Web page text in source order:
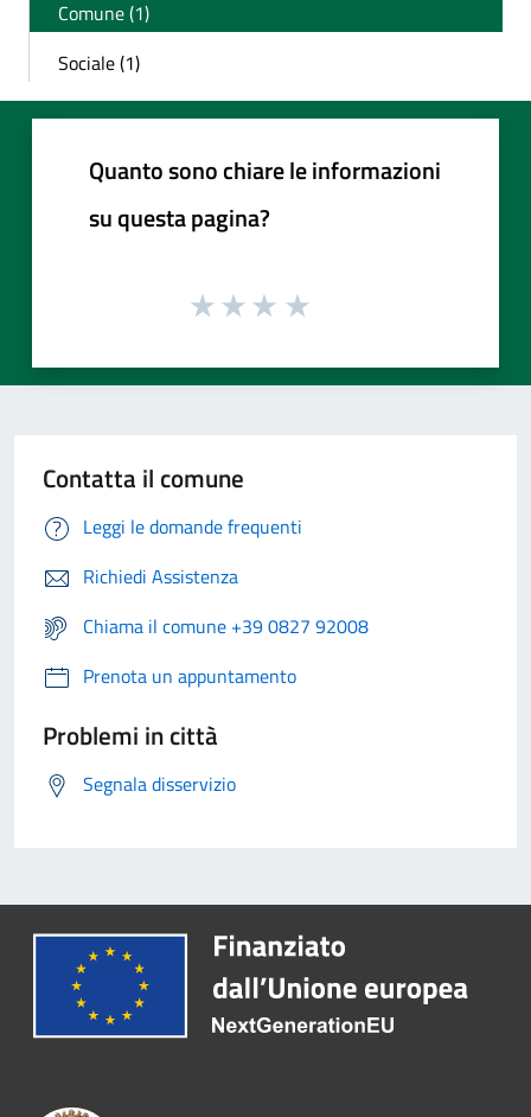
Comune (1)
Sociale (1)
Quanto sono chiare le informazioni
su questa pagina?
Contatta il comune
Leggi le domande frequenti
Richiedi Assistenza
Chiama il comune +39 0827 92008
Prenota un appuntamento
Problemi in città
Segnala disservizio